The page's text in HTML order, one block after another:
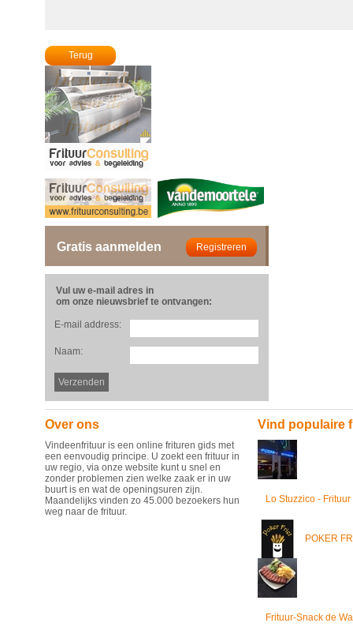
Terug
Gratis aanmelden
Vul uw e-mail adres in
om onze nieuwsbrief te ontvangen:
E-mail address:
Naam:
Over ons
Vindeenfrituur is een online frituren gids met
een eenvoudig principe. U zoekt een frituur in
uw regio, via onze website kunt u snel en
zonder problemen zien welke zaak er in uw
buurt is en wat de openingsuren zijn.
Maandelijks vinden zo 45.000 bezoekers hun
weg naar de frituur.
Vind populaire
Lo Stuzzico -
POKER
Frituur-Snack de